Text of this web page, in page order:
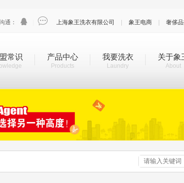
通：   上海象王洗衣有限公司 象王电商 奢侈
常识 产品中心
Products
我要洗衣
Laundry
关于象
About